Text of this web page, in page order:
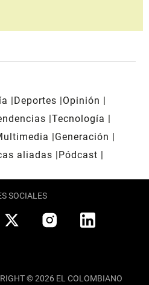
Deportes
Opinión
Tecnología
Generación
aliadas
Pódcast
SOCIALES
© 2026 EL COLOMBIANO